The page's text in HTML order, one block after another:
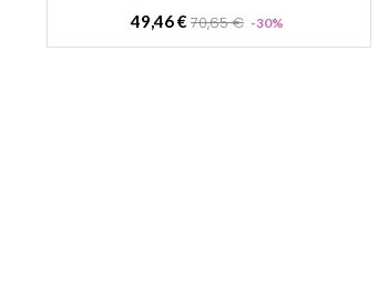
49,46 € Prix
de
70,65 € -30%